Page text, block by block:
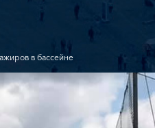
в бассейне